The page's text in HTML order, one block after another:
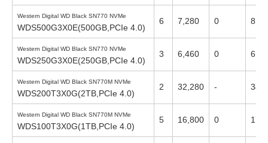
Western Digital WD Black SN770 NVMe
WDS500G3X0E(500GB,PCIe 4.0)
6 7,280 0
Western Digital WD Black SN770 NVMe
WDS250G3X0E(250GB,PCIe 4.0)
3 6,460 0
Western Digital WD Black SN770M NVMe
WDS200T3X0G(2TB,PCIe 4.0)
2 32,280 -
Western Digital WD Black SN770M NVMe
WDS100T3X0G(1TB,PCIe 4.0)
5 16,800 0